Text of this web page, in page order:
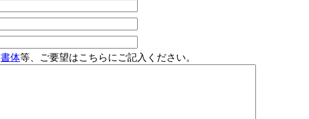
書体等、ご要望はこちらにご記入ください。